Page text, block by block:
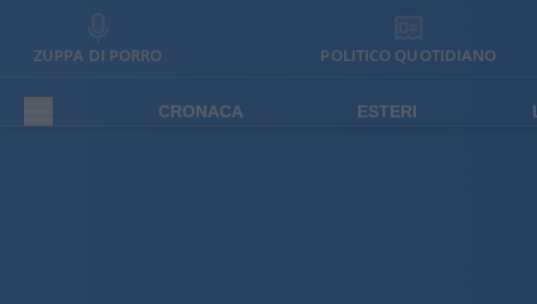
ZUPPA DI PORRO POLITICO QUOTIDIANO
CRONACA ESTERI